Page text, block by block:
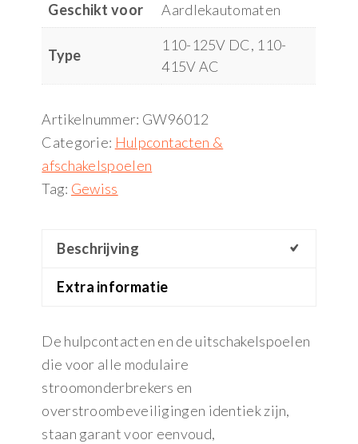
Geschikt voor Aardlekautomaten
Type
110-125V DC, 110-
415V AC
Artikelnummer: GW96012
Categorie: Hulpcontacten &
afschakelspoelen
Tag: Gewiss
Beschrijving
Extra informatie
De hulpcontacten en de uitschakelspoelen
die voor alle modulaire
stroomonderbrekers en
overstroombeveiligingen identiek zijn,
staan garant voor eenvoud,